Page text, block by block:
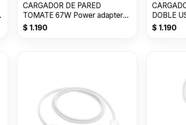
CARGADOR DE PARED
TOMATE 67W Power adapter
Suit USB T-CH016
$1.190
DOBLE USB
T-CH004
$ 1.190